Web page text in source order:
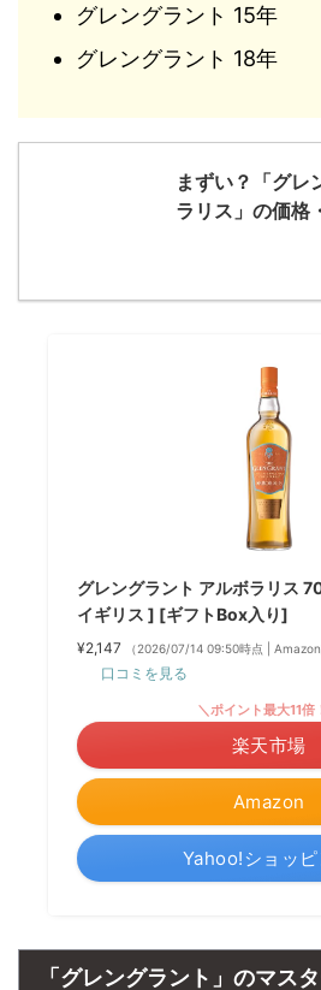
グレングラント 15年
グレングラント 18年
まずい？「グレ
ラリス」の価格
グレングラント アルボラリス
イギリス ] [ギフトBox入り]
¥2,147 （2026/07/14 09:50時点 | Amazon
口コミを見る
Amazon
＼ポイント最大11倍
楽天市場
Yahoo!ショッ
「グレングラント」のマス